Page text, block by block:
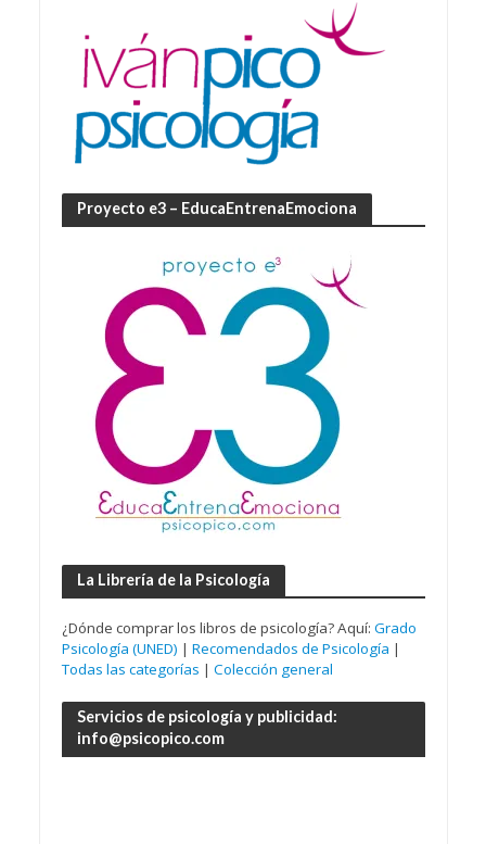
Proyecto e3 – EducaEntrenaEmociona
La Librería de la Psicología
¿Dónde comprar los libros de psicología? Aquí: Grado
Psicología (UNED) | Recomendados de Psicología |
Todas las categorías | Colección general
Servicios de psicología y publicidad:
info@psicopico.com